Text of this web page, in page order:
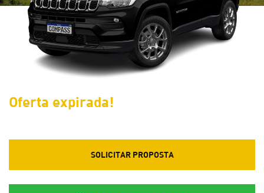
Oferta expirada!
SOLICITAR PROPOSTA